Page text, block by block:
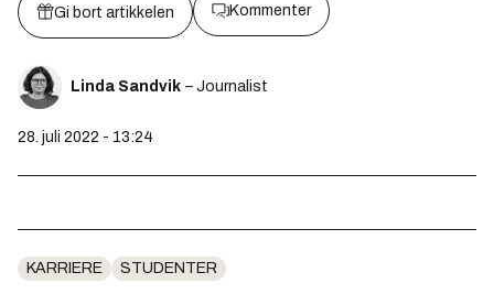
Gi bort artikkelen Kommenter
Linda Sandvik – Journalist
28. juli 2022 - 13:24
KARRIERE STUDENTER